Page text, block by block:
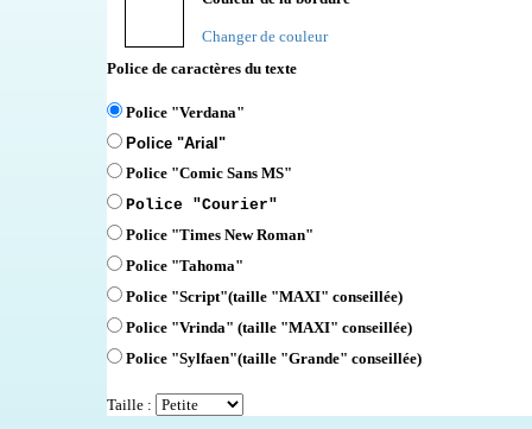
Changer de couleur
Police de caractères du texte
Police "Verdana"
Police "Arial"
Police "Comic Sans MS"
Police "Courier"
Police "Times New Roman"
Police "Tahoma"
Police "Script"(taille "MAXI" conseillée)
Police "Vrinda" (taille "MAXI" conseillée)
Police "Sylfaen"(taille "Grande" conseillée)
Taille :